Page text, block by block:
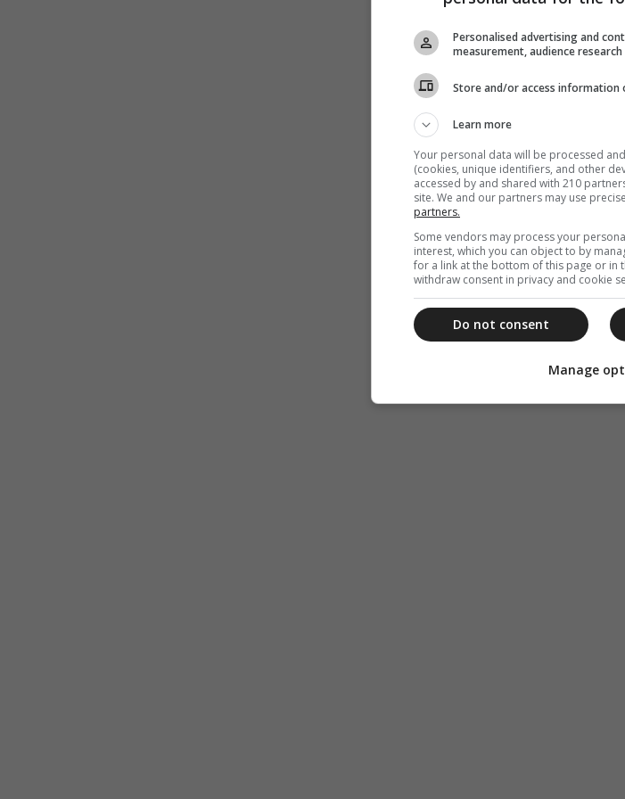
Personalised advertising and
measurement, audience
Store and/or access information
Learn more
Your personal data will be processed
(cookies, unique identifiers, and other
accessed by and shared with 210
site. We and our partners may use
partners.
Some vendors may process your
interest, which you can object to by
for a link at the bottom of this page or in
withdraw consent in privacy and cookie
Do not consent
Manage